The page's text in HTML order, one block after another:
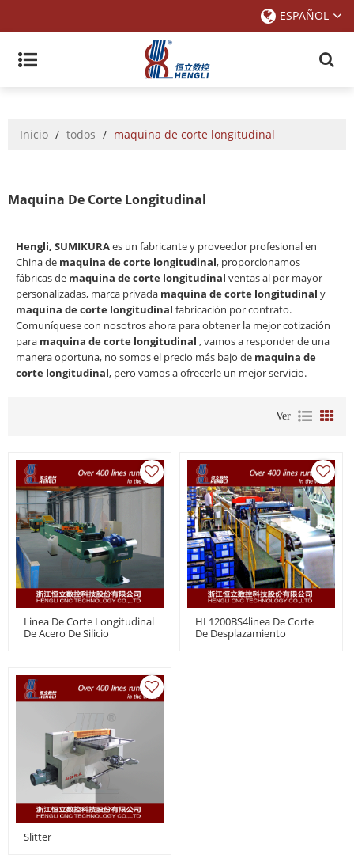
ESPAÑOL
Inicio / todos / maquina de corte longitudinal
Maquina De Corte Longitudinal
Hengli, SUMIKURAes un fabricante y proveedor profesional en
China de maquina de corte longitudinal, proporcionamos
fábricas de maquina de corte longitudinal ventas al por mayor
personalizadas, marca privada maquina de corte longitudinal y
maquina de corte longitudinal fabricación por contrato.
Comuníquese con nosotros ahora para obtener la mejor cotización
para maquina de corte longitudinal , vamos a responder de una
manera oportuna, no somos el precio más bajo de maquina de
corte longitudinal, pero vamos a ofrecerle un mejor servicio.
Ver
Linea De Corte Longitudinal
De Acero De Silicio
HL1200BS4linea De Corte
De Desplazamiento
Slitter